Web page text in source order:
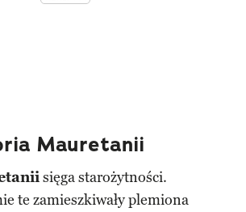
Mauretanii
sięga starożytności.
te zamieszkiwały plemiona